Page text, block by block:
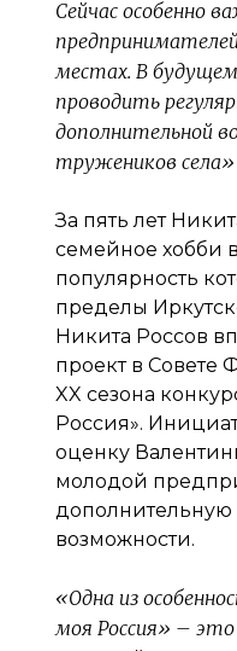
Сейчас особенно
местах. В
проводить
дополнительной
тружеников
За пять лет
семейное хобби
популярность
пределы
Никита Россов
проект в Совете
XX сезона
Россия».
оценку
молодой
возможности.
«Одна из
моя Россия» –